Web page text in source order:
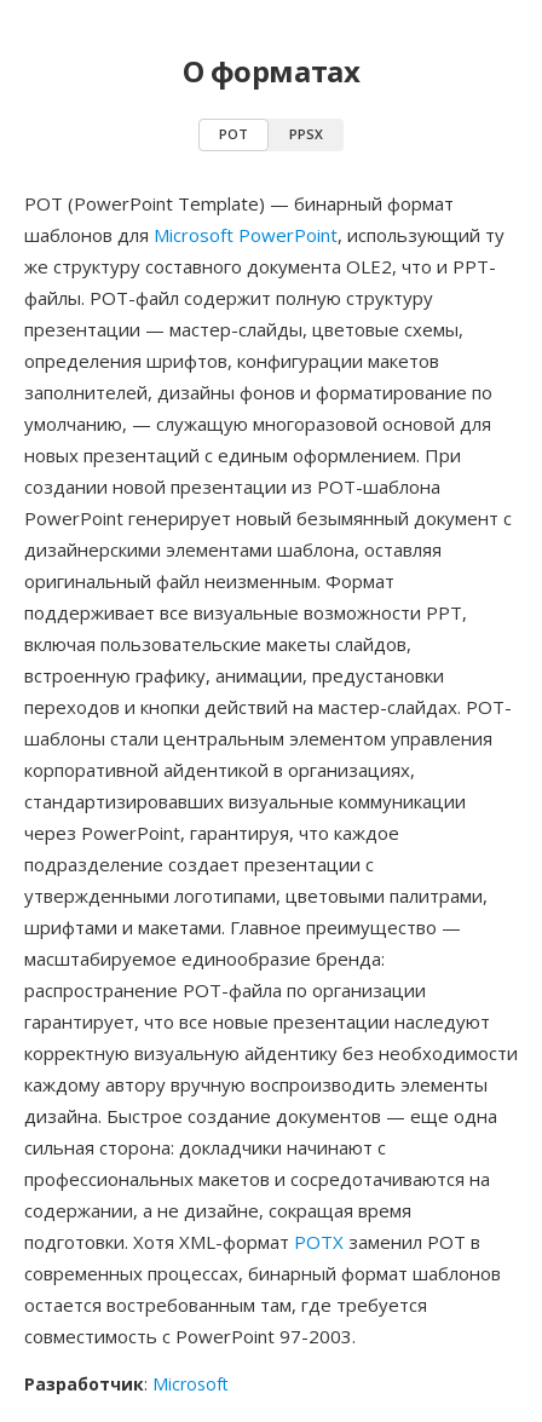
О форматах
POT PPSX
POT (PowerPoint Template) — бинарный формат
шаблонов для Microsoft PowerPoint, использующий ту
же структуру составного документа OLE2, что и PPT-
файлы. POT-файл содержит полную структуру
презентации — мастер-слайды, цветовые схемы,
определения шрифтов, конфигурации макетов
заполнителей, дизайны фонов и форматирование по
умолчанию, — служащую многоразовой основой для
новых презентаций с единым оформлением. При
создании новой презентации из POT-шаблона
PowerPoint генерирует новый безымянный документ с
дизайнерскими элементами шаблона, оставляя
оригинальный файл неизменным. Формат
поддерживает все визуальные возможности PPT,
включая пользовательские макеты слайдов,
встроенную графику, анимации, предустановки
переходов и кнопки действий на мастер-слайдах. POT-
шаблоны стали центральным элементом управления
корпоративной айдентикой в организациях,
стандартизировавших визуальные коммуникации
через PowerPoint, гарантируя, что каждое
подразделение создает презентации с
утвержденными логотипами, цветовыми палитрами,
шрифтами и макетами. Главное преимущество —
масштабируемое единообразие бренда:
распространение POT-файла по организации
гарантирует, что все новые презентации наследуют
корректную визуальную айдентику без необходимости
каждому автору вручную воспроизводить элементы
дизайна. Быстрое создание документов — еще одна
сильная сторона: докладчики начинают с
профессиональных макетов и сосредотачиваются на
содержании, а не дизайне, сокращая время
подготовки. Хотя XML-формат POTX заменил POT в
современных процессах, бинарный формат шаблонов
остается востребованным там, где требуется
совместимость с PowerPoint 97-2003.
Разработчик: Microsoft